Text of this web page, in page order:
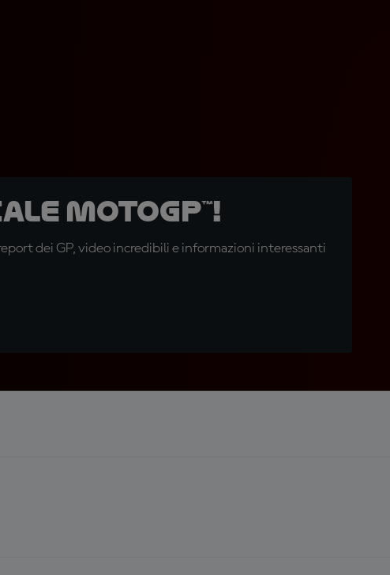
MotoGP™!
dei GP, video incredibili e informazioni interessanti